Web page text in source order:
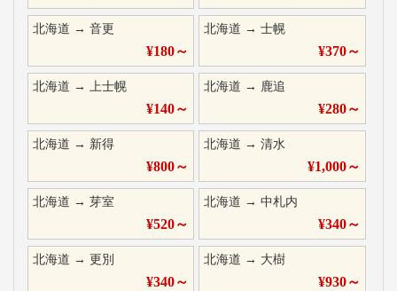
北海道 → 音更
¥180～
北海道 →士幌
¥370～
北海道 → 上士幌
¥140～
北海道 → 鹿追
¥280～
北海道 → 新得
¥800～
北海道 →清水
¥1,000～
北海道 → 芽室
¥520～
北海道 →中札内
¥340～
北海道 → 更別
¥340～
北海道 → 大樹
¥930～